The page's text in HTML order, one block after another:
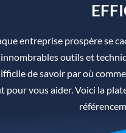
entreprise prospère se
outils et
de savoir par où
pour vous aider. Voici la